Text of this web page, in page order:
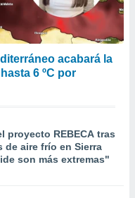
acabará la
6 ºC por
proyecto REBECA tras
de aire frío en Sierra
son más extremas"